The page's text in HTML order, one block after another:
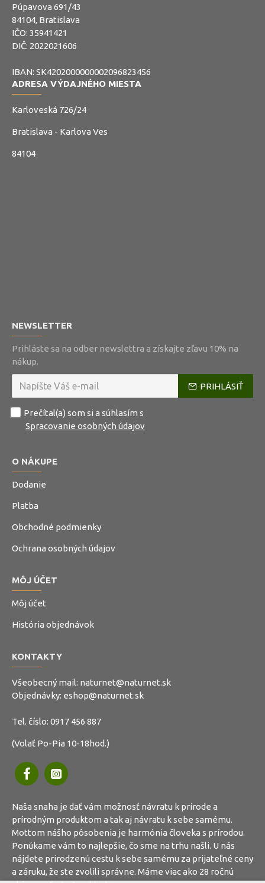
Púpavova 691/43
84104, Bratislava
IČO: 35941421
DIČ: 2022021606
IBAN: SK4202000000002096823456
ADRESA VÝDAJNÉHO MIESTA
Karloveská 726/24
Bratislava - Karlova Ves
84104
NEWSLETTER
Prihláste sa na odber newslettra a získajte zľavu 10% na
nákup.
PRIHLÁSIŤ
Prečítal(a) som si a súhlasím s
Spracovanie osobných údajov
O NÁKUPE
Dodanie
Platba
Obchodné podmienky
Ochrana osobných údajov
MÔJ ÚČET
Môj účet
História objednávok
KONTAKTY
Všeobecný mail: naturnet@naturnet.sk
Objednávky: eshop@naturnet.sk
Tel. číslo: 0917 456 887
(Volať Po-Pia 10-18hod.)
Naša snaha je dať vám možnosť návratu k prírode a
prírodným produktom a tak aj návratu k sebe samému.
Mottom nášho pôsobenia je harmónia človeka s prírodou.
Ponúkame vám to najlepšie, čo sme na trhu našli. U nás
nájdete prirodzenú cestu k sebe samému za prijateľné ceny
a záruku, že ste zvolili správne. Máme viac ako 28 ročnú